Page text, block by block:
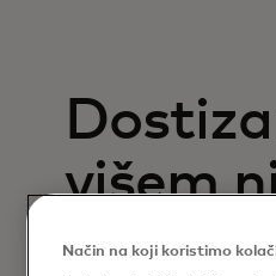
višem
za
Način na koji koristimo